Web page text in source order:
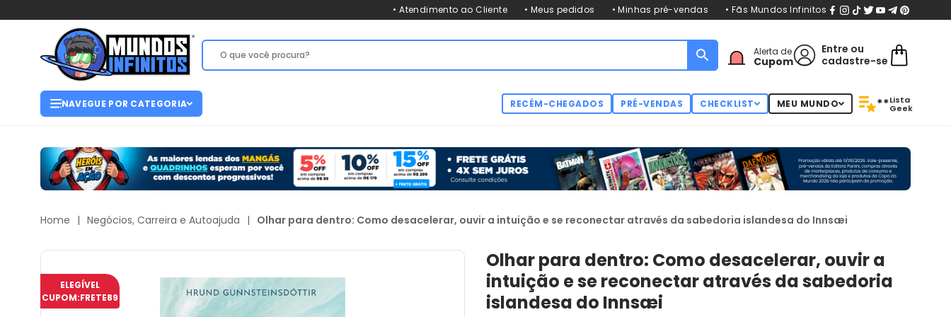
• Atendimento ao Cliente • Meus pedidos • Minhas pré-vendas • Fãs Mundos Infinitos
Alerta de
Cupom
Entre ou
cadastre-se
NAVEGUE POR CATEGORIA RECÉM-CHEGADOS PRÉ-VENDAS CHECKLIST MEU MUNDO **Lista
Geek
Home | Negócios, Carreira e Autoajuda | Olhar para dentro: Como desacelerar, ouvir a intuição e se reconectar através da sabedoria islandesa do Innsæi
ELEGÍVEL
CUPOM:FRETE89
Olhar para dentro: Como desacelerar, ouvir a
intuição e se reconectar através da sabedoria
islandesa do Innsæi